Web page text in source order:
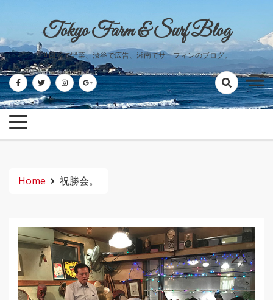
content
Tokyo Farm & Surf Blog
世田谷で野菜、渋谷で広告、湘南でサーフィンのブログ。
Home 祝勝会。